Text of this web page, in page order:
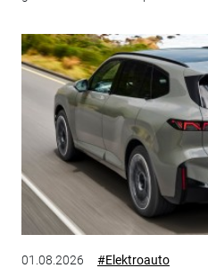
01.08.2026 #Elektroauto